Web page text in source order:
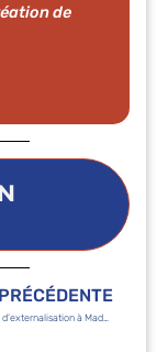
de
PRÉCÉDENTE
Créer une société d’externalisation à Madagascar : pourquoi?